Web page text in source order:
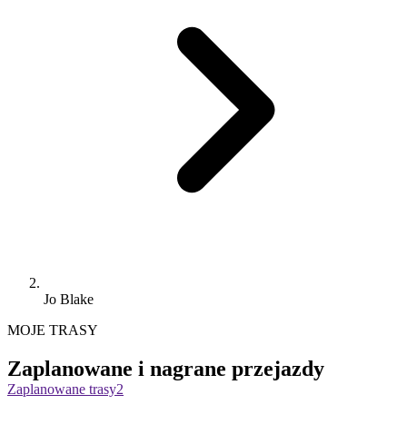
Jo Blake
MOJE TRASY
Zaplanowane i nagrane przejazdy
Zaplanowane trasy2